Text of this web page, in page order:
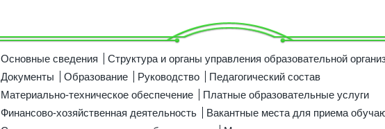
Основные сведения
Структура и органы управления образовательной
Документы
Образование Руководство
Педагогический состав
Материально-техническое обеспечение
Платные образовательные услуги
Финансово-хозяйственная деятельность
Вакантные места для приема